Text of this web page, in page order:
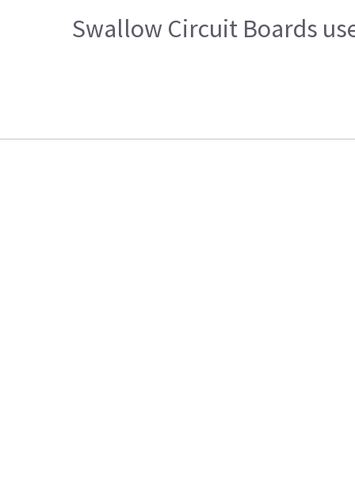
Swallow Circuit Boards